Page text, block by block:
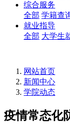
综合服务
全部 学籍查
就业指导
全部 大学生
网站首页
新闻中心
学院动态
疫情常态化